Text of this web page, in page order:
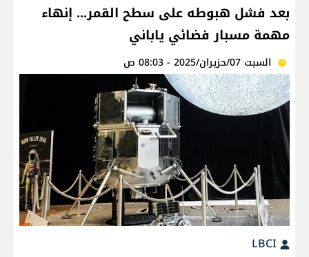
بعد فشل هبوطه على سطح القمر... إنهاء
مهمة مسبار فضائي ياباني
السبت 07/حزيران/2025 - 08:03 ص